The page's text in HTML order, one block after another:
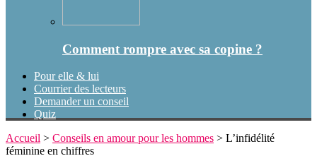
Comment rompre avec sa copine ?
Pour elle & lui
Courrier des lecteurs
Demander un conseil
Quiz
Accueil > Conseils en amour pour les hommes > L’infidélité
féminine en chiffres